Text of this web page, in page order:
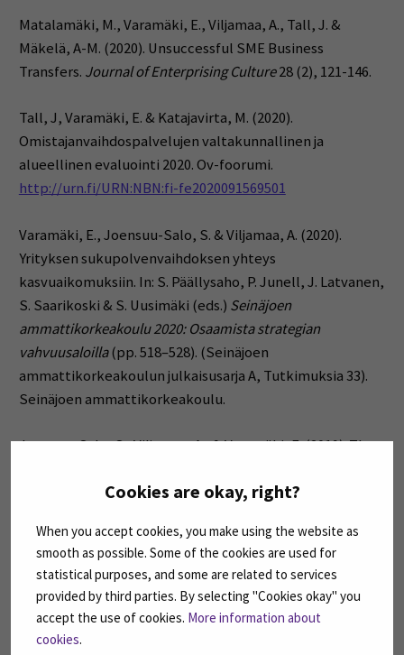
Cookies are okay, right?
When you accept cookies, you make using the website as
smooth as possible. Some of the cookies are used for
statistical purposes, and some are related to services
provided by third parties. By selecting "Cookies okay" you
accept the use of cookies. More information about
cookies.
Matalamäki, M., Varamäki, E., Viljamaa, A., Tall, J. &
Mäkelä, A-M. (2020). Unsuccessful SME Business
Transfers. Journal of Enterprising Culture28 (2), 121-146.
Tall, J, Varamäki, E. & Katajavirta, M. (2020).
Omistajanvaihdospalvelujen valtakunnallinen ja
alueellinen evaluointi 2020. Ov-foorumi.
http://urn.fi/URN:NBN:fi-fe2020091569501
Varamäki, E., Joensuu-Salo, S. & Viljamaa, A. (2020).
Yrityksen sukupolvenvaihdoksen yhteys
kasvuaikomuksiin. In: S. Päällysaho, P. Junell, J. Latvanen,
S. Saarikoski & S. Uusimäki (eds.) Seinäjoen
ammattikorkeakoulu 2020: Osaamista strategian
vahvuusaloilla(pp. 518–528). (Seinäjoen
ammattikorkeakoulun julkaisusarja A, Tutkimuksia 33).
Seinäjoen ammattikorkeakoulu.
Joensuu-Salo, S., Viljamaa, A., & Varamäki, E. (2019). The
Activities on Growth Intentions. In7th International OFEL
Entrepreneurship: Embracing Diversity in Organisations
April 5th-6th, 2019, Dubrovnik, Croatia (pp. 388-399).
Zagreb: Governance Research and Development Centre
(CIRU).